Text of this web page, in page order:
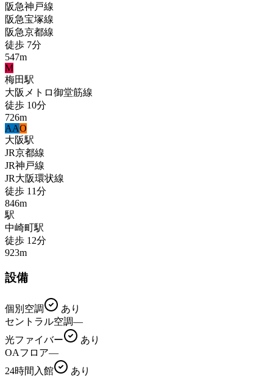
阪急神戸線
阪急宝塚線
阪急京都線
徒歩 7分
547m
M
梅田駅
大阪メトロ御堂筋線
徒歩 10分
726m
AAO
大阪駅
JR京都線
JR神戸線
JR大阪環状線
徒歩 11分
846m
駅
中崎町駅
徒歩 12分
923m
設備
個別空調
あり
セントラル空調—
光ファイバー
あり
OAフロア—
24時間入館
あり